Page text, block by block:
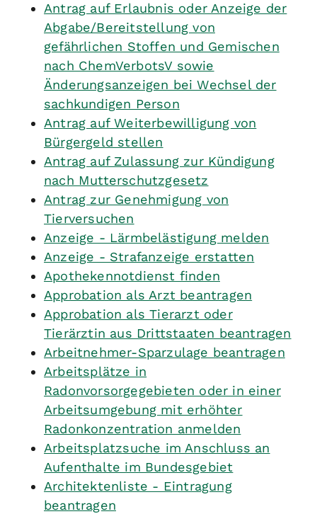
Antrag auf Erlaubnis oder Anzeige der
Abgabe/Bereitstellung von
gefährlichen Stoffen und Gemischen
nach ChemVerbotsV sowie
Änderungsanzeigen bei Wechsel der
sachkundigen Person
Antrag auf Weiterbewilligung von
Bürgergeld stellen
Antrag auf Zulassung zur Kündigung
nach Mutterschutzgesetz
Antrag zur Genehmigung von
Tierversuchen
Anzeige - Lärmbelästigung melden
Anzeige - Strafanzeige erstatten
Apothekennotdienst finden
Approbation als Arzt beantragen
Approbation als Tierarzt oder
Tierärztin aus Drittstaaten beantragen
Arbeitnehmer-Sparzulage beantragen
Arbeitsplätze in
Radonvorsorgegebieten oder in einer
Arbeitsumgebung mit erhöhter
Radonkonzentration anmelden
Arbeitsplatzsuche im Anschluss an
Aufenthalte im Bundesgebiet
Architektenliste - Eintragung
beantragen